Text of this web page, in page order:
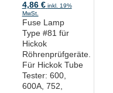
4,86 € inkl. 19%
MwSt.
Fuse Lamp
Type #81 für
Hickok
Röhrenprüfgeräte.
Für Hickok Tube
Tester: 600,
600A, 752,